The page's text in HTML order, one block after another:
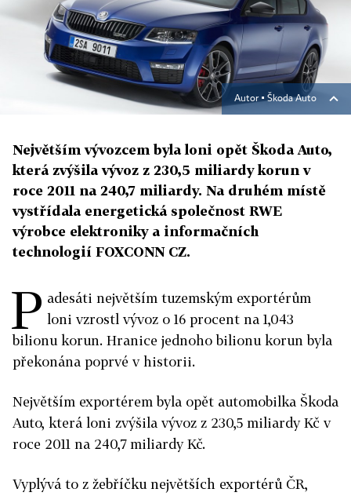
Autor ▪Škoda Auto
Největším vývozcem byla loni opět Škoda Auto,
která zvýšila vývoz z 230,5 miliardy korun v
roce 2011 na 240,7 miliardy. Na druhém místě
vystřídala energetická společnost RWE
výrobce elektroniky a informačních
technologií FOXCONN CZ.
P adesáti největším tuzemským exportérům
loni vzrostl vývoz o 16 procent na 1,043
bilionu korun. Hranice jednoho bilionu korun byla
překonána poprvé v historii.
Největším exportérem byla opět automobilka Škoda
Auto, která loni zvýšila vývoz z 230,5 miliardy Kč v
roce 2011 na 240,7 miliardy Kč.
Vyplývá to z žebříčku největších exportérů ČR,